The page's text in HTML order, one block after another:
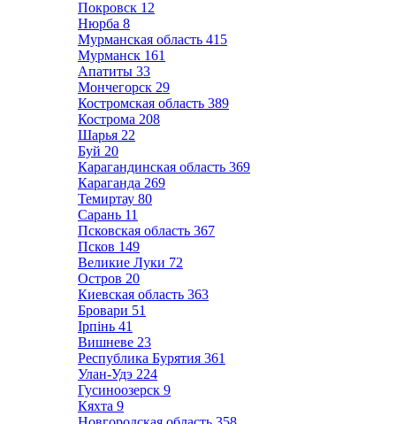
Покровск 12
Нюрба 8
Мурманская область 415
Мурманск 161
Апатиты 33
Мончегорск 29
Костромская область 389
Кострома 208
Шарья 22
Буй 20
Карагандинская область 369
Караганда 269
Темиртау 80
Сарань 11
Псковская область 367
Псков 149
Великие Луки 72
Остров 20
Киевская область 363
Бровари 51
Ірпінь 41
Вишневе 23
Республика Бурятия 361
Улан-Удэ 224
Гусиноозерск 9
Кяхта 9